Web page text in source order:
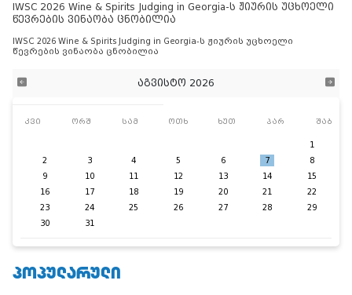
IWSC 2026 Wine & Spirits Judging in Georgia-ს ჟიურის უცხოელი
წევრების ვინაობა ცნობილია
IWSC 2026 Wine & Spirits Judging in Georgia-ს ჟიურის უცხოელი
წევრების ვინაობა ცნობილია
აგვისტო 2026
კვი ორშ სამ ოთხ ხუთ პარ შაბ
1
2
3 4 5 6 7
8
9
10 11 12 13 14
15
16
17 18 19 20 21
22
23
24 25 26 27 28
29
30
31
ᲞᲝᲞᲣᲚᲐᲠᲣᲚᲘ